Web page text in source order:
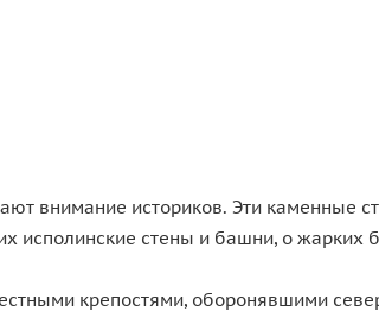
внимание историков. Эти каменные
стены и башни, о жарких
крепостями, оборонявшими